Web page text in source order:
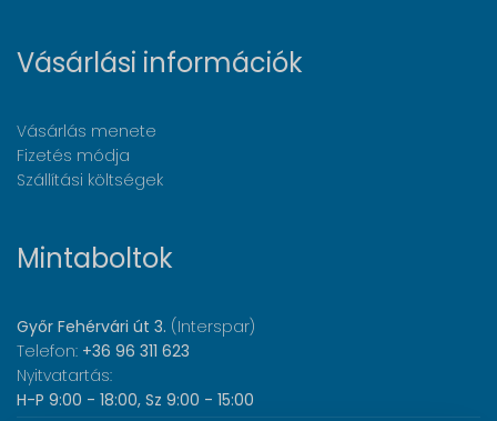
Vásárlási információk
Vásárlás menete
Fizetés módja
Szállítási költségek
Mintaboltok
Győr Fehérvári út 3. (Interspar)
Telefon: +36 96 311 623
Nyitvatartás:
H-P 9:00 - 18:00, Sz 9:00 - 15:00